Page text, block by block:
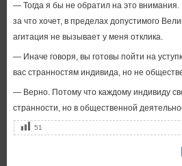
— Тогда я бы не обратил на это внимания.
за что хочет, в пределах допустимого
агитация не вызывает у меня отклика.
— Иначе говоря, вы готовы пойти на
вас странностям индивида, но не
— Верно. Потому что каждому индивиду
странности, но в общественной
51